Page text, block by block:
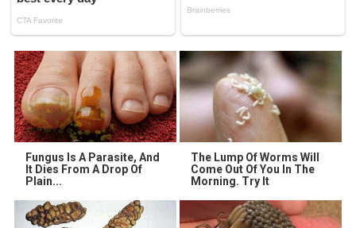
Fungus Is A Parasite, And
It Dies From A Drop Of
Plain...
The Lump Of Worms Will
Come Out Of You In The
Morning. Try It